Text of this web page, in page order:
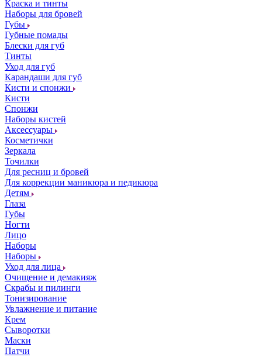
Краска и тинты
Наборы для бровей
Губы
Губные помады
Блески для губ
Тинты
Уход для губ
Карандаши для губ
Кисти и спонжи
Кисти
Спонжи
Наборы кистей
Аксессуары
Косметички
Зеркала
Точилки
Для ресниц и бровей
Для коррекции маникюра и педикюра
Детям
Глаза
Губы
Ногти
Лицо
Наборы
Наборы
Уход для лица
Очищение и демакияж
Скрабы и пилинги
Тонизирование
Увлажнение и питание
Крем
Сыворотки
Маски
Патчи